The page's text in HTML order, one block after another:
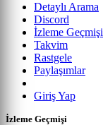
Detaylı Arama
Discord
İzleme Geçmişi
Takvim
Rastgele
Paylaşımlar
Giriş Yap
İzleme Geçmişi